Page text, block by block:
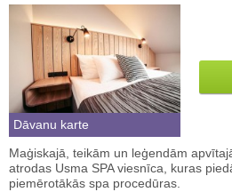
Dāvanu karte
Maģiskajā, teikām un leģendām
atrodas Usma SPA viesnīca, kuras
piemērotākās spa procedūras.